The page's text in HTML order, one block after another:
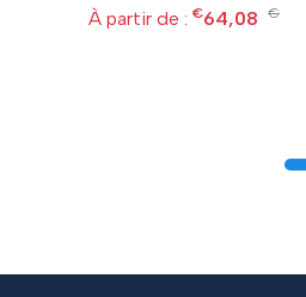
À partir de : €64,08 €